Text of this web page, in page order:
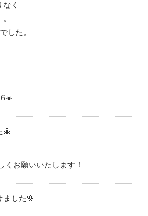
く
した。
🌼
くお願いいたします！
ました🌸